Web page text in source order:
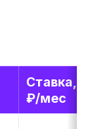
Ставка,
₽/мес